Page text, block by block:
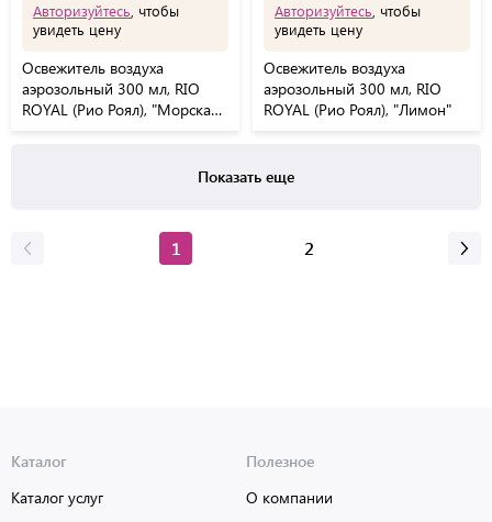
Авторизуйтесь , чтобы
увидеть цену
Освежитель воздуха
аэрозольный 300 мл, RIO
ROYAL (Рио Роял), "Морская
Авторизуйтесь , чтобы
увидеть цену
Освежитель воздуха
аэрозольный 300 мл, RIO
ROYAL (Рио Роял), "Лимон"
Показать еще
1 2
Каталог
Каталог услуг
Полезное
О компании